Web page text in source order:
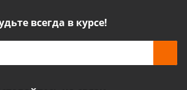
всегда в курсе!